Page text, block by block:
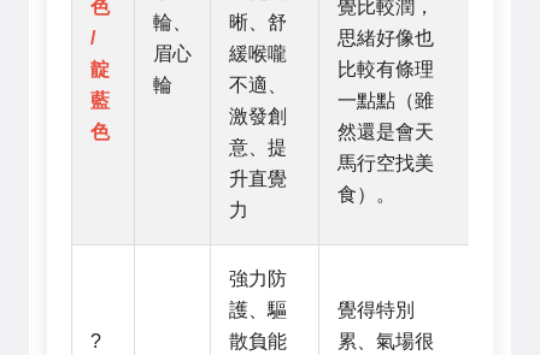
色
/
靛
藍
色
輪、
眉心
輪
晰、舒
緩喉嚨
不適、
激發創
意、提
升直覺
力
覺比較潤，
思緒好像也
比較有條理
一點點（雖
然還是會天
馬行空找美
食）。
?
強力防
護、驅
散負能
覺得特別
累、氣場很